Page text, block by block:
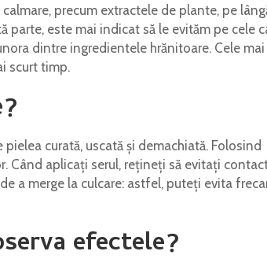
precum extractele de plante, pe
parte, este mai indicat să le evităm pe cele
dintre ingredientele hrănitoare. Cele mai
scurt timp.
curată, uscată și demachiată. Folosind
Când aplicați serul, rețineți să evitați
a merge la culcare: astfel, puteți evita
efectele?